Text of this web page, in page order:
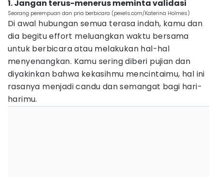
1. Jangan terus-menerus meminta validasi
Seorang perempuan dan pria berbicara (pexels.com/Katerina Holmes)
Di awal hubungan semua terasa indah, kamu dan
dia begitu effort meluangkan waktu bersama
untuk berbicara atau melakukan hal-hal
menyenangkan. Kamu sering diberi pujian dan
diyakinkan bahwa kekasihmu mencintaimu, hal ini
rasanya menjadi candu dan semangat bagi hari-
harimu.